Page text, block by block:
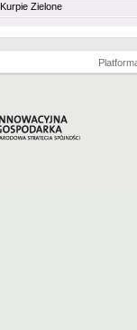
Kurpie Zielone